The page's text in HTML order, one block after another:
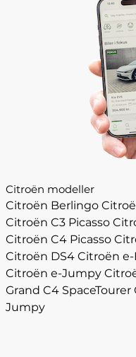
Citroën modeller
Citroën Berlingo
Citroën C3 Picasso
Citroën C4 Picasso
Citroën DS4 Citroën
Citroën e-Jumpy
Grand C4 SpaceTourer
Jumpy